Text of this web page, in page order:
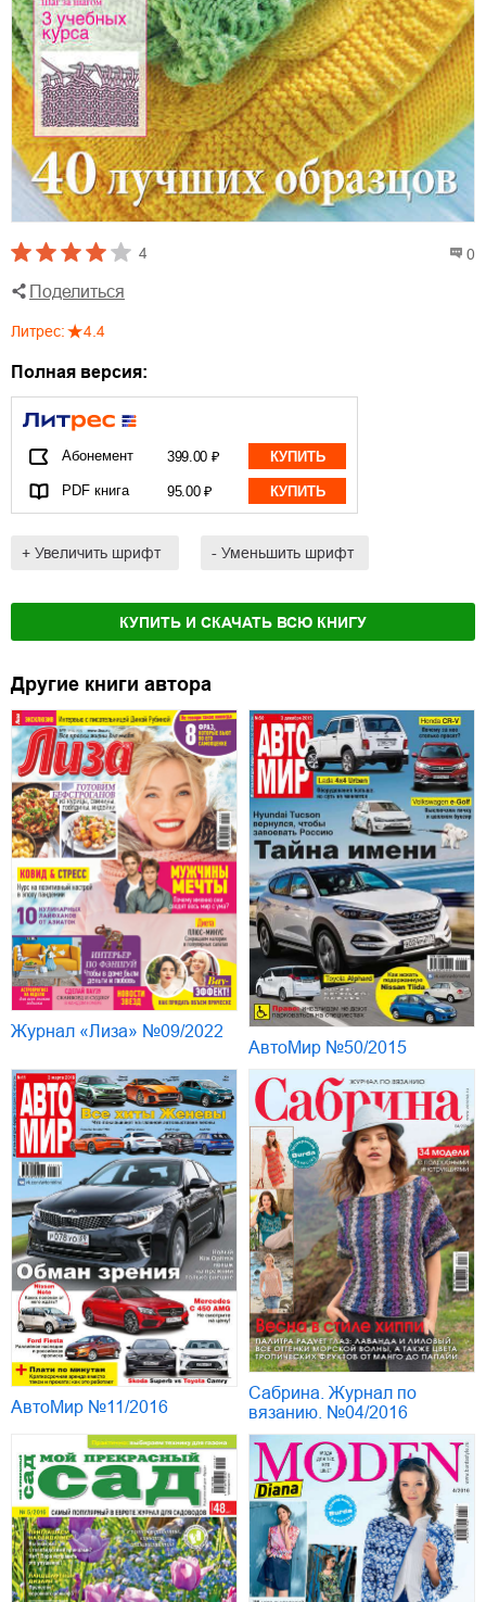
4 0
Поделиться
Литрес: 4.4
Полная версия:
Абонемент 399.00 ₽ КУПИТЬ
PDF книга 95.00 ₽ КУПИТЬ
+ Увеличить шрифт - Уменьшить шрифт
КУПИТЬ И СКАЧАТЬ ВСЮ КНИГУ
Другие книги автора
Журнал «Лиза» №09/2022
АвтоМир №50/2015
АвтоМир №11/2016
Сабрина. Журнал по
вязанию. №04/2016